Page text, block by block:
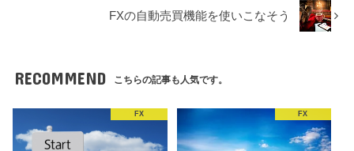
FXの自動売買機能を使いこなそう
RECOMMEND こちらの記事も人気です。
FX FX